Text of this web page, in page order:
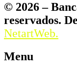
© 2026 –
reservados.
NetartWeb.
Menu